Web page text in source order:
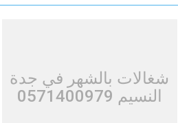
شغالات بالشهر في جدة
النسيم 0571400979